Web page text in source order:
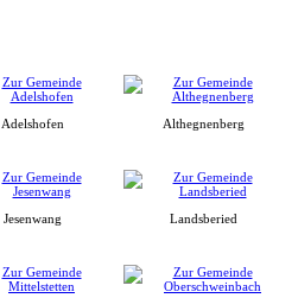
Adelshofen Althegnenberg
Jesenwang Landsberied